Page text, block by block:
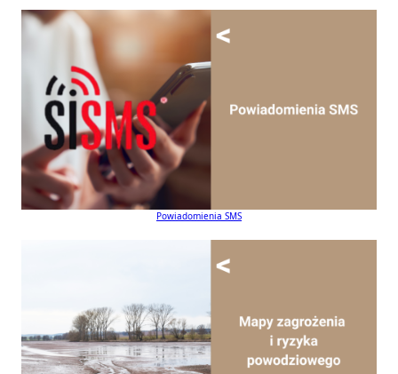
Powiadomienia SMS